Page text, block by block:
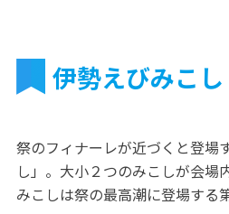
伊勢えびみこし
祭のフィナーレが近づくと登場
し」。大小２つのみこしが会場
みこしは祭の最高潮に登場する